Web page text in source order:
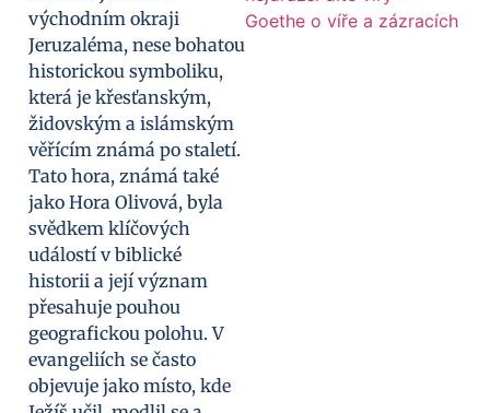
východním okraji
Jeruzaléma, nese bohatou
historickou symboliku,
která je křesťanským,
židovským a islámským
věřícím známá po staletí.
Tato hora, známá také
jako Hora Olivová, byla
svědkem klíčových
událostí v biblické
historii a její význam
přesahuje pouhou
geografickou polohu. V
evangeliích se často
objevuje jako místo, kde